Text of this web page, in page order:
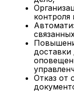
контроля
доставки
Отказ от